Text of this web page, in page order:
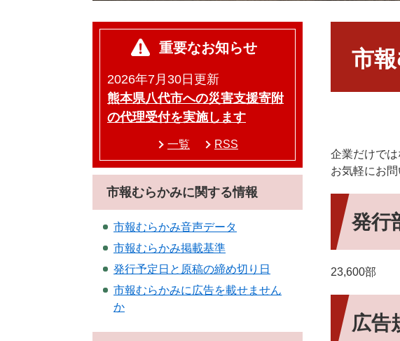
市
企業だけで
お気軽にお
発行
23,600部
広告
重要なお知らせ
2026年7月30日更新
熊本県八代市への災害支援寄附
の代理受付を実施します
一覧 RSS
市報むらかみに関する情報
市報むらかみ音声データ
市報むらかみ掲載基準
発行予定日と原稿の締め切り日
市報むらかみに広告を載せません
か